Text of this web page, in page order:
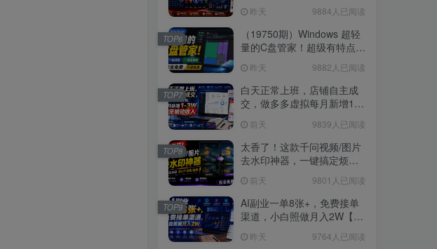
昨天 9884人已阅读
（19750期）Windows 超轻
量的C盘管家！超级有特点，
2M大小体积，完全免费 C盘
管家
昨天 9882人已阅读
TOP6
白天正常上班，店铺自主成
交，做多多虚拟每月新增1-
前天 9839人已阅读
TOP7
太香了！这款千问视频/图片
去水印神器，一键搞定烦人
器拓展插件
前天 9801人已阅读
TOP8
AI副业一单8张+，免费接单
渠道，小白照做月入2W【揭
昨天 9764人已阅读
TOP9